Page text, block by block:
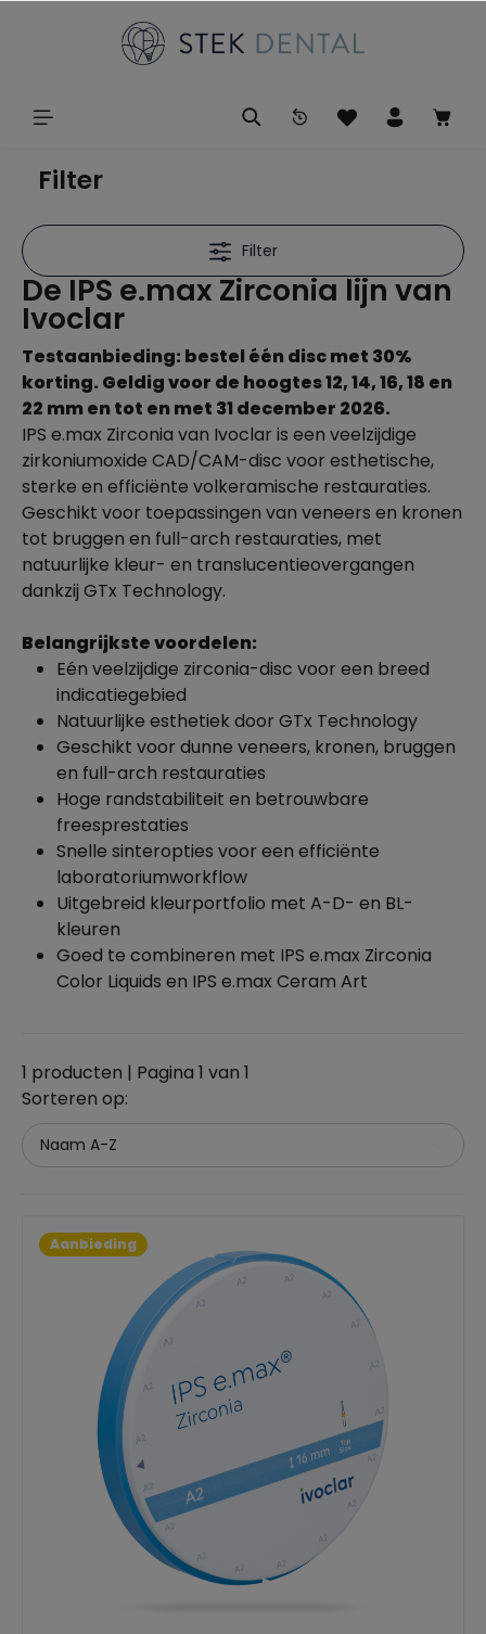
Filter
Filter
De IPS e.max Zirconia lijn van
Ivoclar
Testaanbieding: bestel één disc met 30%
korting. Geldig voor de hoogtes 12, 14, 16, 18 en
22 mm en tot en met 31 december 2026.
IPS e.max Zirconia van Ivoclar is een veelzijdige
zirkoniumoxide CAD/CAM-disc voor esthetische,
sterke en efficiënte volkeramische restauraties.
Geschikt voor toepassingen van veneers en kronen
tot bruggen en full-arch restauraties, met
natuurlijke kleur- en translucentieovergangen
dankzij GTx Technology.
Belangrijkste voordelen:
Eén veelzijdige zirconia-disc voor een breed
indicatiegebied
Natuurlijke esthetiek door GTx Technology
Geschikt voor dunne veneers, kronen, bruggen
en full-arch restauraties
Hoge randstabiliteit en betrouwbare
freesprestaties
Snelle sinteropties voor een efficiënte
laboratoriumworkflow
Uitgebreid kleurportfolio met A-D- en BL-
kleuren
Goed te combineren met IPS e.max Zirconia
Color Liquids en IPS e.max Ceram Art
1 producten | Pagina 1 van 1
Sorteren op:
Aanbieding